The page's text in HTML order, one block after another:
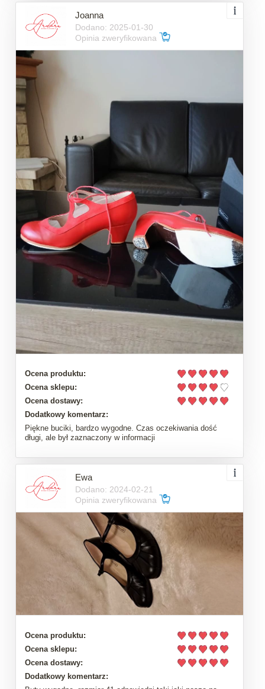
Joanna
Dodano: 2025-01-30
Opinia zweryfikowana
Ocena produktu:
Ocena sklepu:
Ocena dostawy:
Dodatkowy komentarz:
Piękne buciki, bardzo wygodne. Czas oczekiwania dość
długi, ale był zaznaczony w informacji
Ewa
Dodano: 2024-02-21
Opinia zweryfikowana
Ocena produktu:
Ocena sklepu:
Ocena dostawy:
Dodatkowy komentarz: